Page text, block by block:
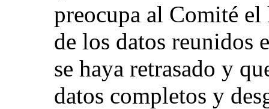
preocupa al Comité
de los datos reunidos
se haya retrasado y
datos completos y